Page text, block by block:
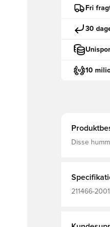
Fri
30
10
Disse
211466-